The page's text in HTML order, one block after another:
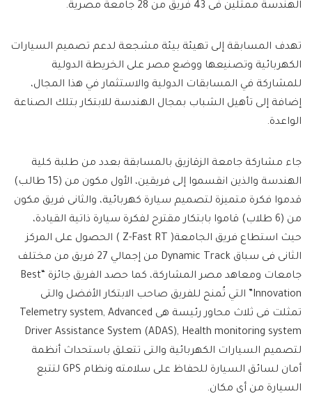
الهندسة ممثلين فى 43 فريق من 28 جامعة مصرية.
تهدف المسابقة إلى تهيئة بيئة مشجعة لدعم تصميم السيارات
الكهربائية وتصنيعها ووضع مصر على الخريطة الدولية
للمشاركة في المسابقات الدولية والاستثمار في هذا المجال،
إضافة إلى تأهيل الشباب بمجال الهندسة للابتكار بتلك الصناعة
الواعدة.
جاء مشاركة جامعة الزقازيق بالمسابقة بعدد من طلبة كلية
الهندسة والذين انقسموا إلى فريقين، الأول مكون من (15 طالب)
قدموا فكرة متميزة لتصميم سيارة كهربائية، والثانى فريق مكون
من (6 طلاب) قاموا بابتكار مقترح لفكرة سيارة ذاتية القيادة،
حيث استطاع فريق الجامعة( Z-Fast RT ) الحصول على المركز
الثانى فى سباق Dynamic Track من إجمالي 27 فريق من مختلف
جامعات ومعاهد مصر المشاركة، كما حصد الفريق جائزة “Best
Innovation” التي تُمنح للفريق صاحب الابتكار الأفضل والتى
تمثلت فى ثلاث محاور رئيسة هى Telemetry system, Advanced
Driver Assistance System (ADAS), Health monitoring system
لتصميم السيارات الكهربائية والتى تتعلق باستحداث أنظمة
أمان لسائق السيارة للحفاظ على سلامته ونظام GPS لتتبع
السيارة من أى مكان.